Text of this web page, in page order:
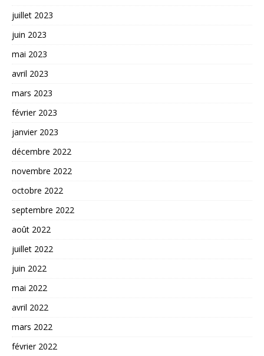
juillet 2023
juin 2023
mai 2023
avril 2023
mars 2023
février 2023
janvier 2023
décembre 2022
novembre 2022
octobre 2022
septembre 2022
août 2022
juillet 2022
juin 2022
mai 2022
avril 2022
mars 2022
février 2022